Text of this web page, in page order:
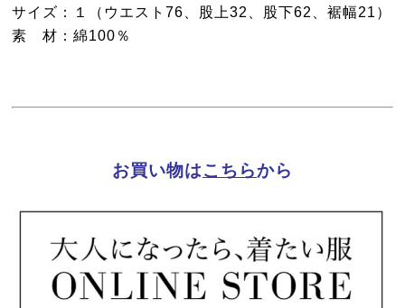
サイズ：１（ウエスト76、股上32、股下62、裾幅21）
素 材：綿100％
お買い物はこちらから